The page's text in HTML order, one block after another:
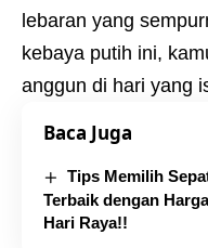
lebaran yang
kebaya putih ini,
anggun di hari yang
Baca Juga
Tips Memilih
Terbaik dengan
Hari Raya!!